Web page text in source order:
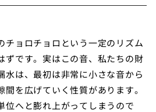
チョロチョロという一定のリズム
ずです。実はこの音、私たちの財
は、最初は非常に小さな音から
を広げていく性質があります。
位へと膨れ上がってしまうので